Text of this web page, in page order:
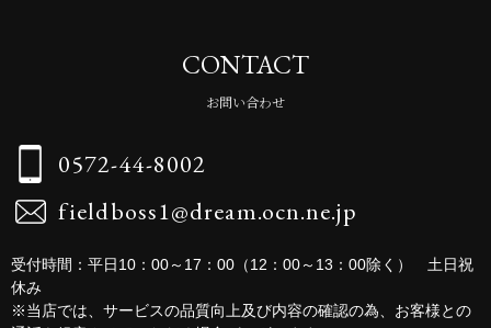
CONTACT
お問い合わせ
0572-44-8002
fieldboss1@dream.ocn.ne.jp
受付時間：平日10：00～17：00（12：00～13：00除く） 土日祝
休み
※当店では、サービスの品質向上及び内容の確認の為、お客様との